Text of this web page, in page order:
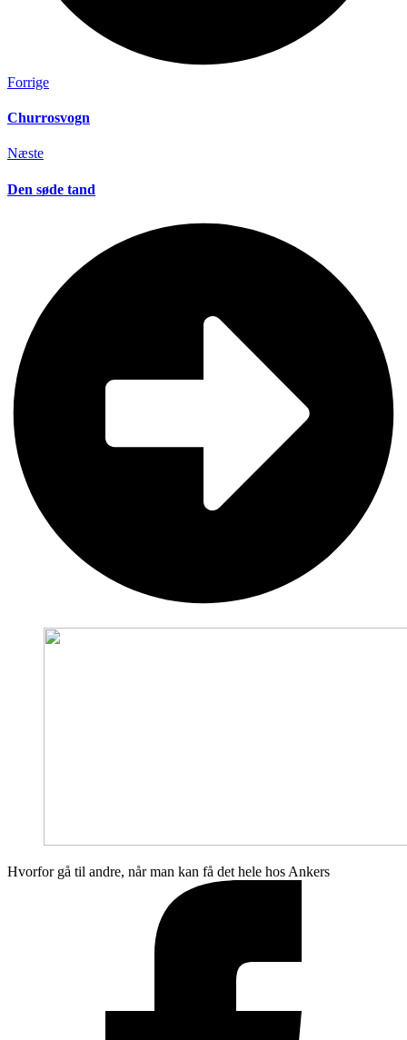
Forrige
Churrosvogn
Næste
Den søde tand
Hvorfor gå til andre, når man kan få det hele hos Ankers